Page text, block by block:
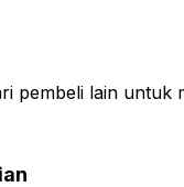
pembeli lain untuk